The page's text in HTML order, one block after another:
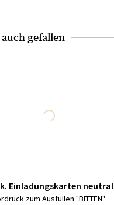
gefallen
Einladungskarten neutral
zum Ausfüllen "BITTEN"